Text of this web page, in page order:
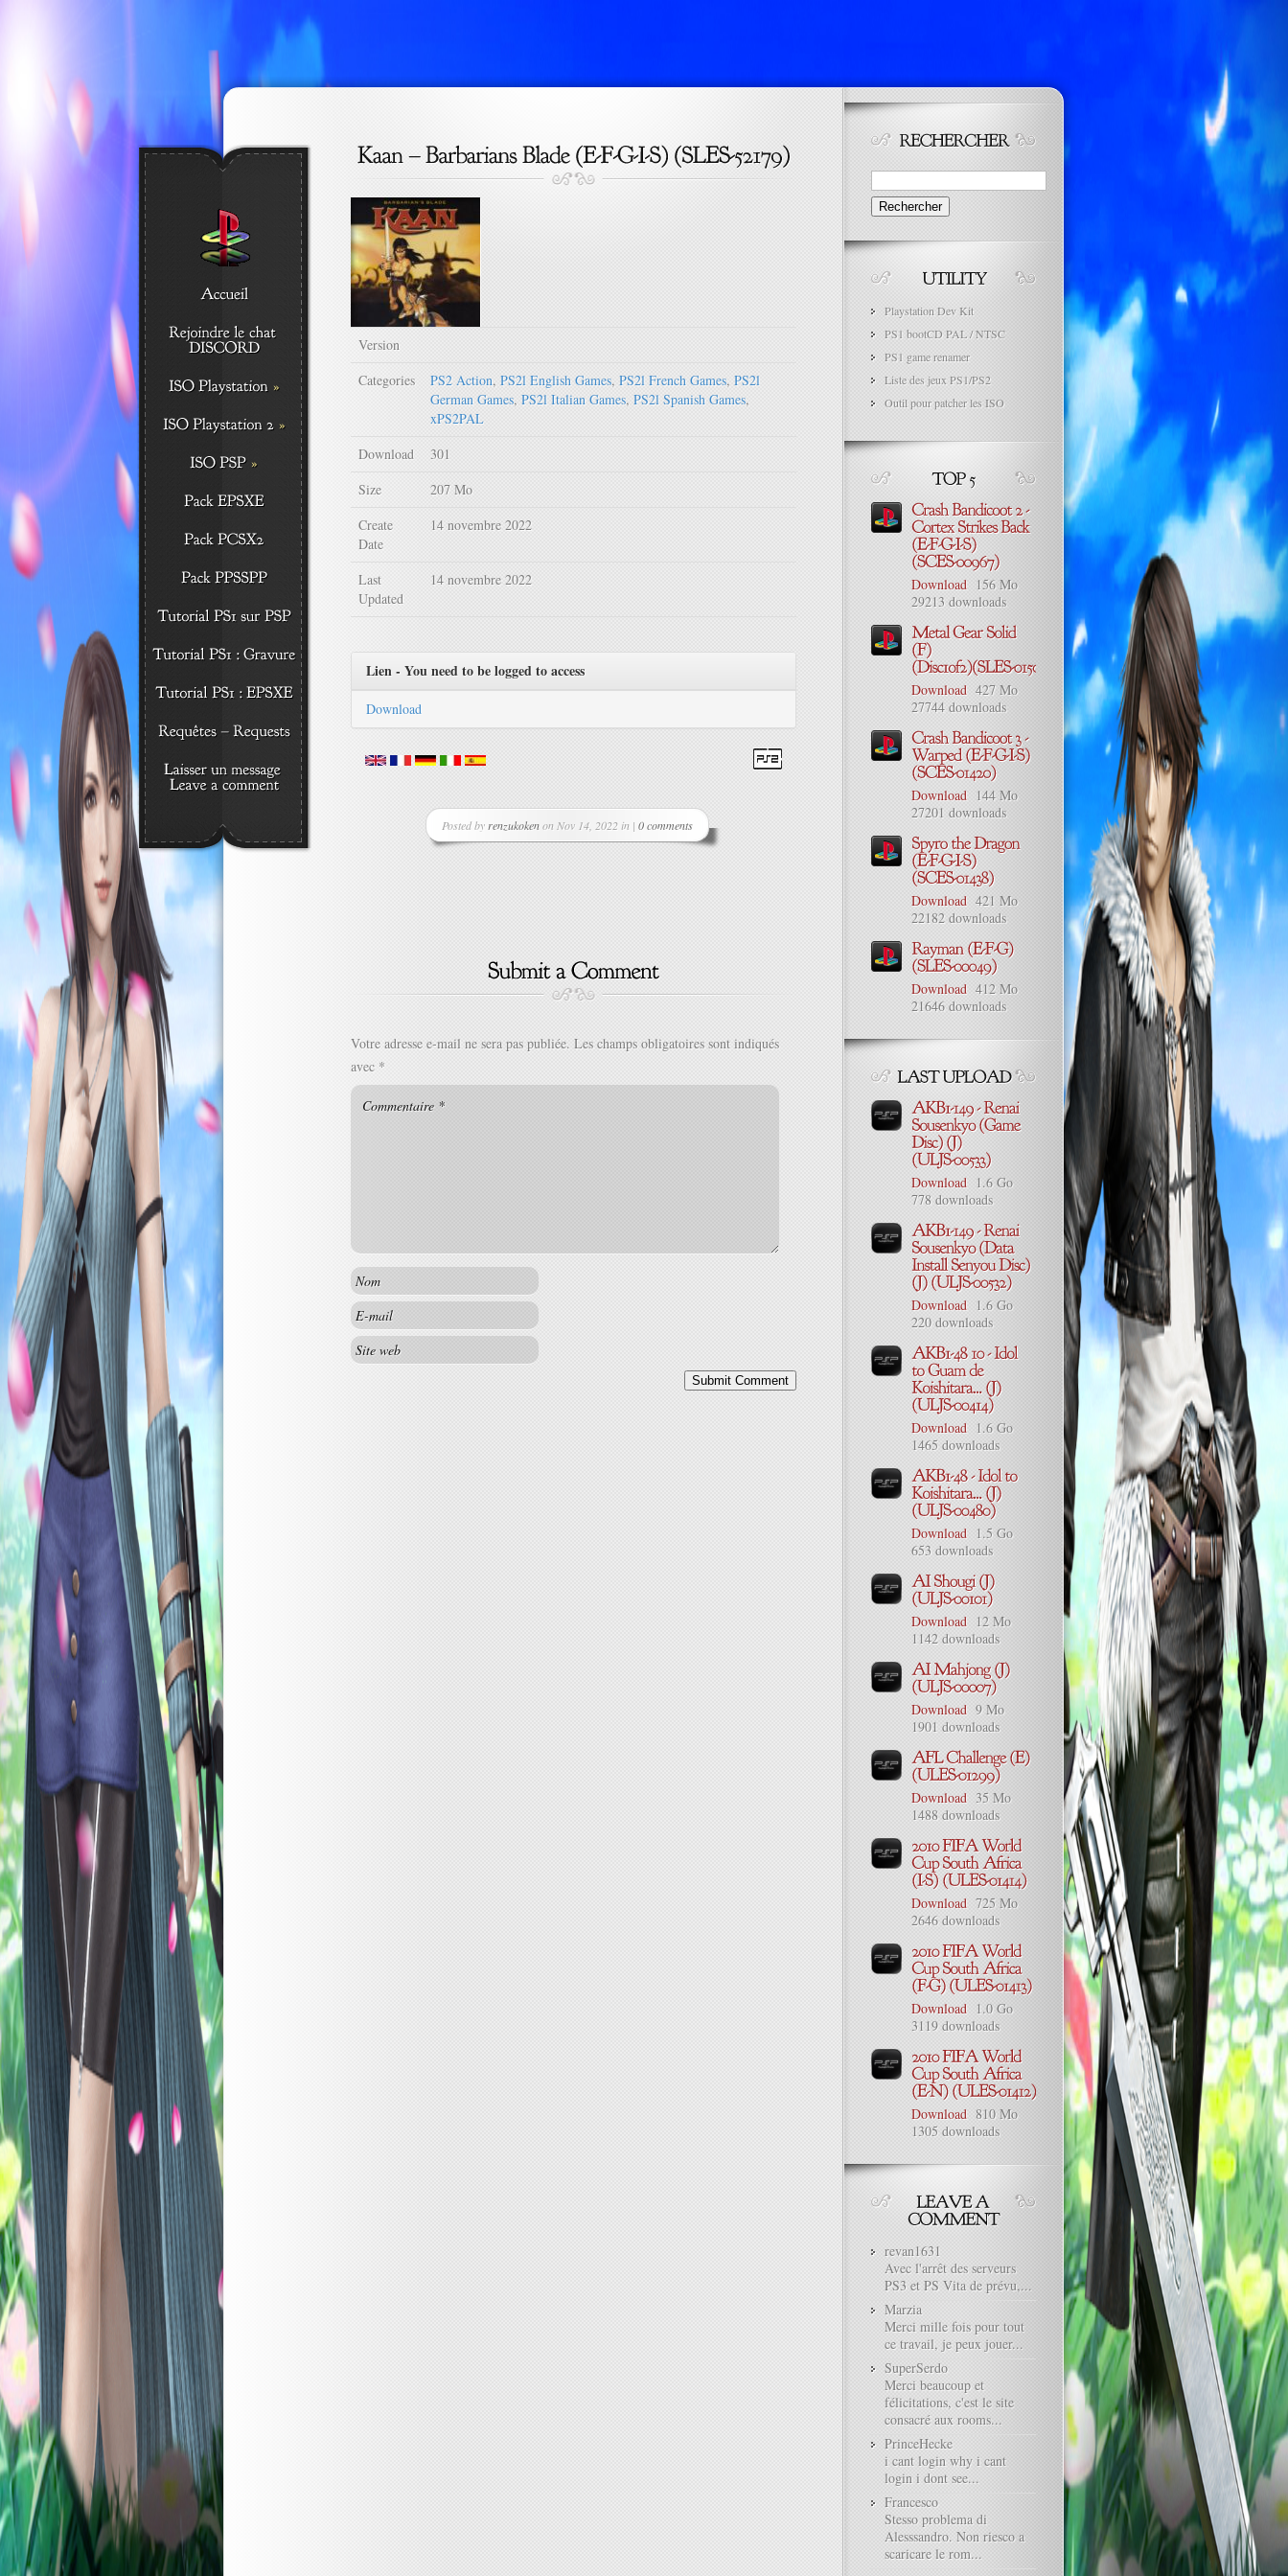
Version
Categories
PS2 Action, PS2l English Games, PS2l French Games, PS2l
German Games, PS2l Italian Games, PS2l Spanish Games,
xPS2PAL
Download
301
Size
207 Mo
Create
Date
14 novembre 2022
Last
Updated
14 novembre 2022
Lien - You need to be logged to access
Download
Posted by renzukokenon Nov 14, 2022 in | 0 comments
Votre adresse e-mail ne sera pas publiée. Les champs obligatoires sont indiqués
avec *
Rechercher :
Playstation Dev Kit
PS1 bootCD PAL / NTSC
PS1 game renamer
Liste des jeux PS1/PS2
Outil pour patcher les ISO
Download 156 Mo
29213 downloads
Download 427 Mo
27744 downloads
Download 144 Mo
27201 downloads
Download 421 Mo
22182 downloads
Download 412 Mo
21646 downloads
Download 1.6 Go
778 downloads
Download 1.6 Go
220 downloads
Download 1.6 Go
1465 downloads
Download 1.5 Go
653 downloads
Download 12 Mo
1142 downloads
Download 9 Mo
1901 downloads
Download 35 Mo
1488 downloads
Download 725 Mo
2646 downloads
Download 1.0 Go
3119 downloads
Download 810 Mo
1305 downloads
revan1631
Avec l'arrêt des serveurs
PS3 et PS Vita de prévu,...
Marzia
Merci mille fois pour tout
ce travail, je peux jouer...
SuperSerdo
Merci beaucoup et
félicitations, c'est le site
consacré aux rooms...
PrinceHecke
i cant login why i cant
login i dont see...
Francesco
Stesso problema di
Alesssandro. Non riesco a
scaricare le rom...